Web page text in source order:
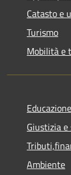
Catasto e
Turismo
Mobilità e
Giustizia
Ambiente